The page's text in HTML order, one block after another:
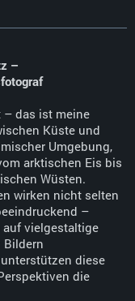
–
– das ist meine
Küste und
Umgebung,
arktischen Eis bis
Wüsten.
wirken nicht selten
–
auf vielgestaltige
Bildern
diese
die